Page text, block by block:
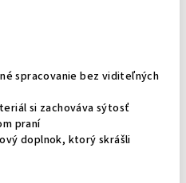
spracovanie bez viditeľných
si zachováva sýtosť
praní
doplnok, ktorý skrášli